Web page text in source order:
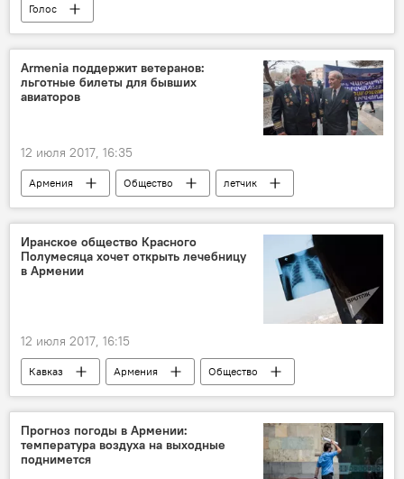
Голос
Armenia поддержит ветеранов:
льготные билеты для бывших
авиаторов
12 июля 2017, 16:35
Армения Общество
летчик
Armenia
авиатор
билеты
льготы
Авиакомпания Armenia: рейсы и направления
Иранское общество Красного
Полумесяца хочет открыть лечебницу
в Армении
12 июля 2017, 16:15
Кавказ Армения
Общество
В мире
Иранское обществе Красного полумесяца
открытие
лечебница
Прогноз погоды в Армении:
температура воздуха на выходные
поднимется